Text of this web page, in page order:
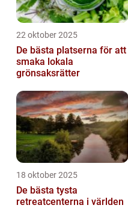
22 oktober 2025
De bästa platserna för att
smaka lokala
grönsaksrätter
18 oktober 2025
De bästa tysta
retreatcenterna i världen